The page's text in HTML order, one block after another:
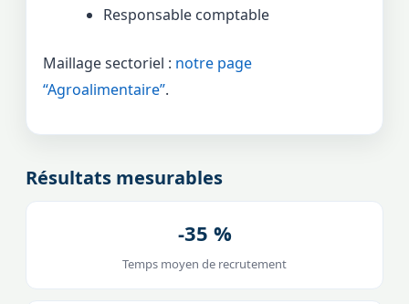
Responsable comptable
Maillage sectoriel : notre page
“Agroalimentaire”.
Résultats mesurables
-35 %
Temps moyen de recrutement